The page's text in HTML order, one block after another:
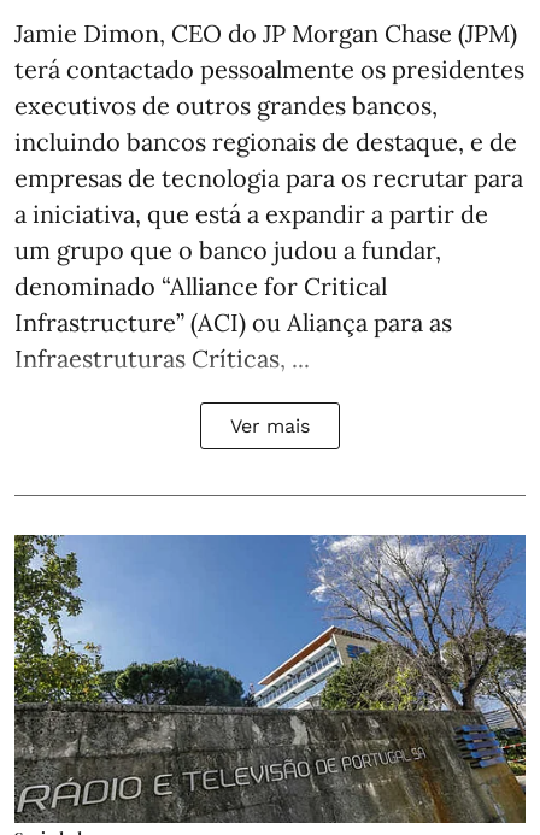
Jamie Dimon, CEO do JP Morgan Chase (JPM)
terá contactado pessoalmente os presidentes
executivos de outros grandes bancos,
incluindo bancos regionais de destaque, e de
empresas de tecnologia para os recrutar para
a iniciativa, que está a expandir a partir de
um grupo que o banco judou a fundar,
denominado “Alliance for Critical
Infrastructure” (ACI) ou Aliança para as
Infraestruturas Críticas, ...
Ver mais